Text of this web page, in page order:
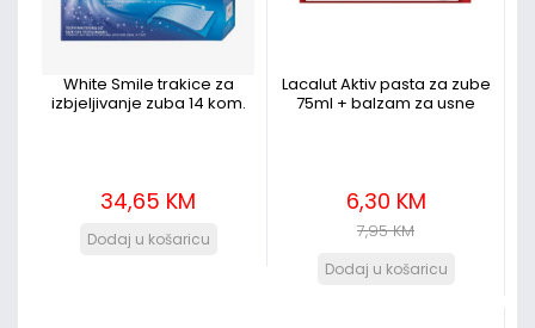
White Smile trakice za
izbjeljivanje zuba 14 kom.
34,65 KM
Lacalut Aktiv pasta za zube
75ml + balzam za usne
6,30 KM
7,95 KM